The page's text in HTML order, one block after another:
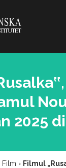
2025
Film › Filmul